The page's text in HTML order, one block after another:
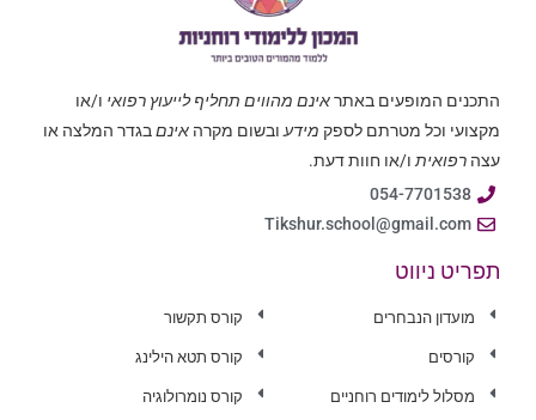
התכנים המופעים באתראינם מהווים תחליף לייעוץ רפואי ו/או
מקצועי וכל מטרתם לספק מידע ובשום מקרה אינםבגדר המלצה או
עצה רפואית ו/או חוות דעת.
054-7701538
Tikshur.school@gmail.com
תפריט ניווט
מועדון הנבחרים
קורסים
מסלול לימודים רוחניים
קורס תקשור
קורס תטא הילינג
קורס נומרולוגיה